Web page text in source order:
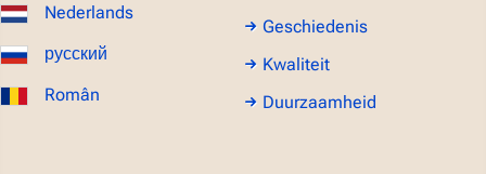
Nederlands
русский
Român
Geschiedenis
Kwaliteit
Duurzaamheid